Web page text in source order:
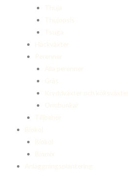
Thuja
Thujopsis
Tsuga
Häckväxter
Perenner
Alla perenner
Gräs
Kryddväxter och köksväxter
Ormbunkar
Tillbehör
Biokol
Biokol
Biomix
Anläggningsplantering